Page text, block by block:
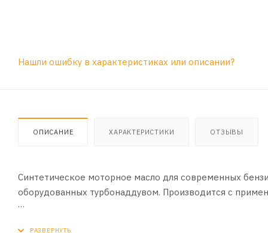
Нашли ошибку в характеристиках или описании?
ОПИСАНИЕ ХАРАКТЕРИСТИКИ ОТЗЫВЫ
Синтетическое моторное масло для современных
оборудованных турбонаддувом. Производится с